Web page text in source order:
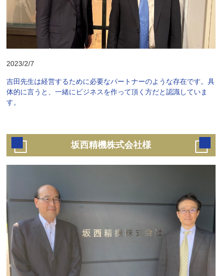
2023/2/7
吉田先生は経営するために必要なパートナーのような存在です。具
体的に言うと、一緒にビジネスを作って頂く方だと認識していま
す。
坂西精機株式会社様